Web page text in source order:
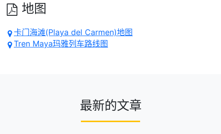
地图
卡门海滩(Playa del Carmen)地图
Tren Maya玛雅列车路线图
最新的文章